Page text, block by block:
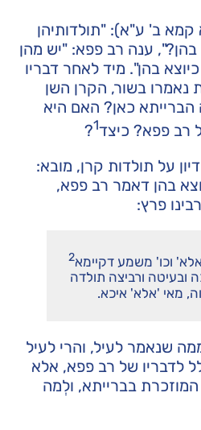
ב' ע"א): "תולדותיהן
בהן?", ענה רב פפא: "יש מהן
בהן". מיד לאחר דבריו
נאמרו בשור, הקרן השן
כאן? האם היא
רב פפא? כיצד1
?
על תולדות קרן, מובא:
בהן דאמר רב פפא,
פרץ:
וכו' משמע דקיימא2
ובעיטה ורביצה תולדה
מאי 'אלא' איכא.
שנאמר לעיל, והרי לעיל
לדבריו של רב פפא, אלא
בברייתא, ולְמה